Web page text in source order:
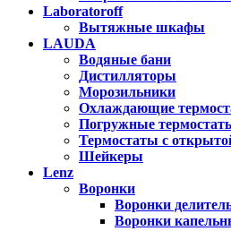
Laboratoroff
Вытяжные шкафы
LAUDA
Водяные бани
Дистилляторы
Морозильники
Охлаждающие
Погружные
Термостаты с
Шейкеры
Lenz
Воронки
Воронки
Воронки